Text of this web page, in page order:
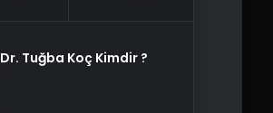
Dr. Tuğba Koç Kimdir ?